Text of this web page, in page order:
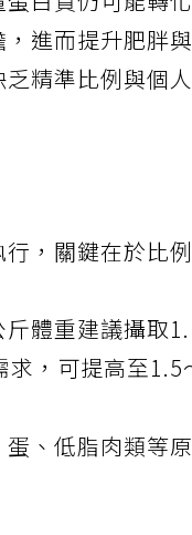
白質仍可能轉
進而提升肥胖
精準比例與個
，關鍵在於比
斤體重建議攝取
，可提高至1.5
、低脂肉類等